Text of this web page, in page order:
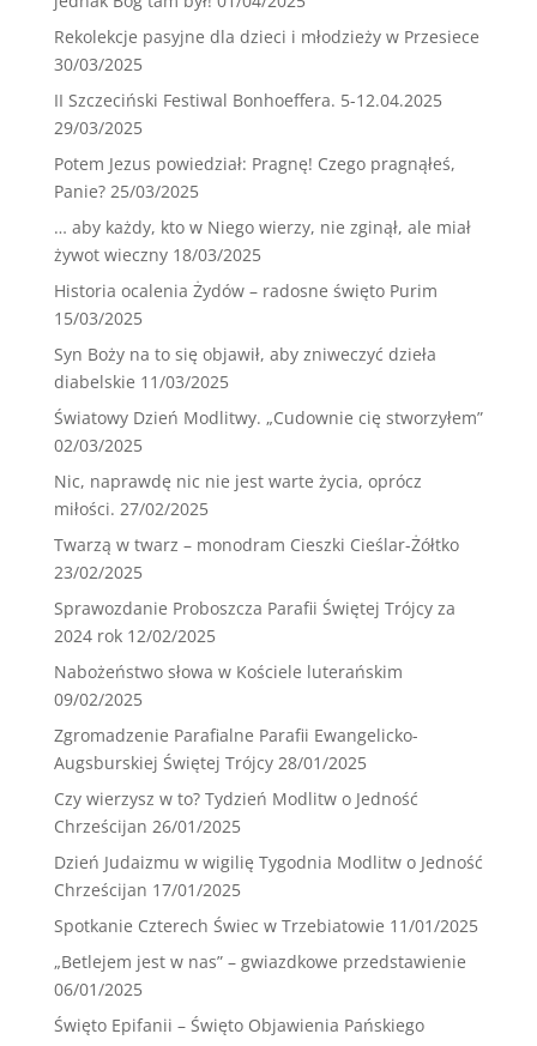
Rekolekcje pasyjne dla dzieci i młodzieży w Przesiece
30/03/2025
II Szczeciński Festiwal Bonhoeffera. 5-12.04.2025
29/03/2025
Potem Jezus powiedział: Pragnę! Czego pragnąłeś,
Panie? 25/03/2025
… aby każdy, kto w Niego wierzy, nie zginął, ale miał
żywot wieczny 18/03/2025
Historia ocalenia Żydów – radosne święto Purim
15/03/2025
Syn Boży na to się objawił, aby zniweczyć dzieła
diabelskie 11/03/2025
Światowy Dzień Modlitwy. „Cudownie cię stworzyłem”
02/03/2025
Nic, naprawdę nic nie jest warte życia, oprócz
miłości. 27/02/2025
Twarzą w twarz – monodram Cieszki Cieślar-Żółtko
23/02/2025
Sprawozdanie Proboszcza Parafii Świętej Trójcy za
2024 rok 12/02/2025
Nabożeństwo słowa w Kościele luterańskim
09/02/2025
Zgromadzenie Parafialne Parafii Ewangelicko-
Augsburskiej Świętej Trójcy 28/01/2025
Czy wierzysz w to? Tydzień Modlitw o Jedność
Chrześcijan 26/01/2025
Dzień Judaizmu w wigilię Tygodnia Modlitw o Jedność
Chrześcijan 17/01/2025
Spotkanie Czterech Świec w Trzebiatowie 11/01/2025
„Betlejem jest w nas” – gwiazdkowe przedstawienie
06/01/2025
Święto Epifanii – Święto Objawienia Pańskiego